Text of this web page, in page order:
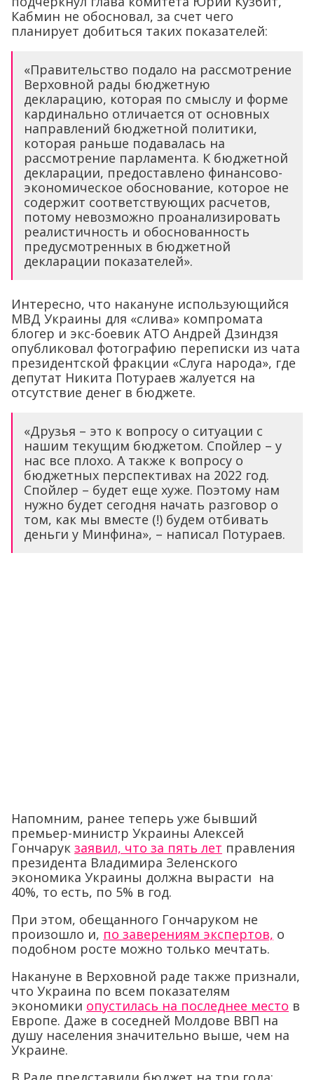
Кабмин не обосновал, за счет чего
планирует добиться таких показателей:
«Правительство подало на рассмотрение
Верховной рады бюджетную
декларацию, которая по смыслу и форме
кардинально отличается от основных
направлений бюджетной политики,
которая раньше подавалась на
раcсмотрение парламента. К бюджетной
декларации, предоставлено финансово-
экономическое обоснование, которое не
содержит соответствующих расчетов,
потому невозможно проанализировать
реалистичность и обоснованность
предусмотренных в бюджетной
декларации показателей».
Интересно, что накануне использующийся
МВД Украины для «слива» компромата
блогер и экс-боевик АТО Андрей Дзиндзя
опубликовал фотографию переписки из чата
президентской фракции «Слуга народа», где
депутат Никита Потураев жалуется на
отсутствие денег в бюджете.
«Друзья – это к вопросу о ситуации с
нашим текущим бюджетом. Спойлер – у
нас все плохо. А также к вопросу о
бюджетных перспективах на 2022 год.
Спойлер – будет еще хуже. Поэтому нам
нужно будет сегодня начать разговор о
том, как мы вместе (!) будем отбивать
деньги у Минфина», – написал Потураев.
Напомним, ранее теперь уже бывший
премьер-министр Украины Алексей
Гончарук заявил, что за пять лет правления
президента Владимира Зеленского
экономика Украины должна вырасти на
40%, то есть, по 5% в год.
При этом, обещанного Гончаруком не
произошло и, по заверениям экспертов, о
подобном росте можно только мечтать.
Накануне в Верховной раде также признали,
что Украина по всем показателям
экономики опустилась на последнее место в
Европе. Даже в соседней Молдове ВВП на
душу населения значительно выше, чем на
Украине.